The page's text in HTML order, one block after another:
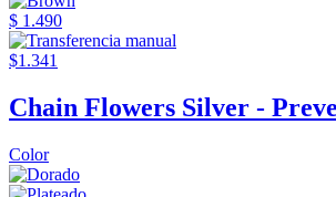
$ 1.490
$1.341
Chain Flowers Silver -
Color